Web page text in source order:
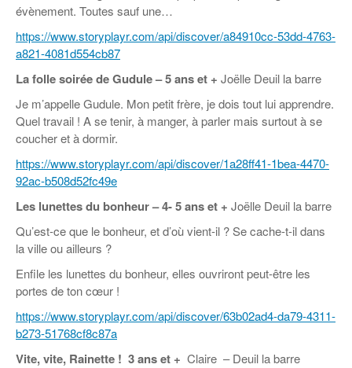
évènement. Toutes sauf une…
https://www.storyplayr.com/api/discover/a84910cc-53dd-4763-
a821-4081d554cb87
La folle soirée de Gudule– 5 ans et + Joëlle Deuil la barre
Je m’appelle Gudule. Mon petit frère, je dois tout lui apprendre.
Quel travail ! A se tenir, à manger, à parler mais surtout à se
coucher et à dormir.
https://www.storyplayr.com/api/discover/1a28ff41-1bea-4470-
92ac-b508d52fc49e
Les lunettes du bonheur– 4- 5 ans et + Joëlle Deuil la barre
Qu’est-ce que le bonheur, et d’où vient-il ? Se cache-t-il dans
la ville ou ailleurs ?
Enfile les lunettes du bonheur, elles ouvriront peut-être les
portes de ton cœur !
https://www.storyplayr.com/api/discover/63b02ad4-da79-4311-
b273-51768cf8c87a
Vite, vite, Rainette ! 3 ans et + Claire – Deuil la barre